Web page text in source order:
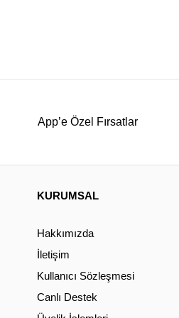
App’e Özel Fırsatlar
KURUMSAL
Hakkımızda
İletişim
Kullanıcı Sözleşmesi
Canlı Destek